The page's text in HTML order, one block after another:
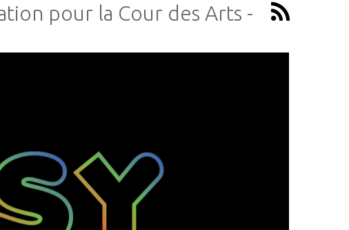
pour la Cour des Arts -